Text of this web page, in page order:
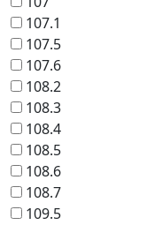
107.1
107.5
107.6
108.2
108.3
108.4
108.5
108.6
108.7
109.5